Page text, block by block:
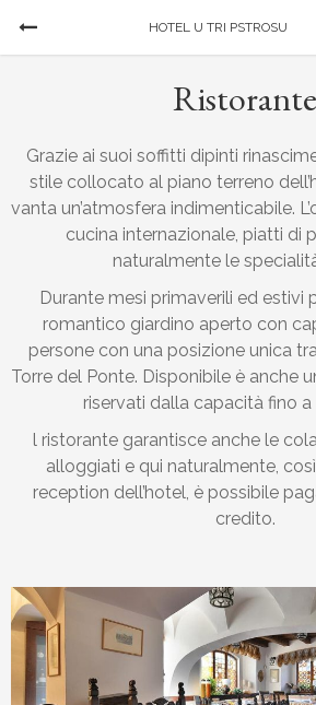
HOTEL U TRI PSTROSU
Prenota
ADULTI
Ristorante
Grazie ai suoi soffitti dipinti
stile collocato al piano terreno
vanta un’atmosfera indimenticabile.
cucina internazionale, piatti di
naturalmente le
Durante mesi primaverili ed estivi
romantico giardino aperto con
persone con una posizione unica
Torre del Ponte. Disponibile è anche
riservati dalla capacità fino a
l ristorante garantisce anche le
alloggiati e qui naturalmente,
reception dell’hotel, è possibile
credito.